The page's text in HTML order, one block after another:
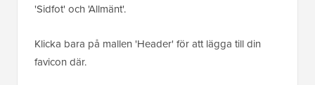
'Sidfot' och 'Allmänt'.
Klicka bara på mallen 'Header' för att lägga till din
favicon där.